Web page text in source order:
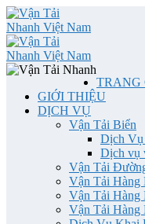
TRANG
GIỚI THIỆU
DỊCH VỤ
Vận Tải Biển
Dịch Vụ
Dịch vụ
Vận Tải
Vận Tải Hàng
Vận Tải Hàng
Vận Tải